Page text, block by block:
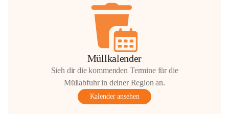
Müllkalender
Sieh dir die kommenden Termine für die
Müllabfuhr in deiner Region an.
Kalender ansehen